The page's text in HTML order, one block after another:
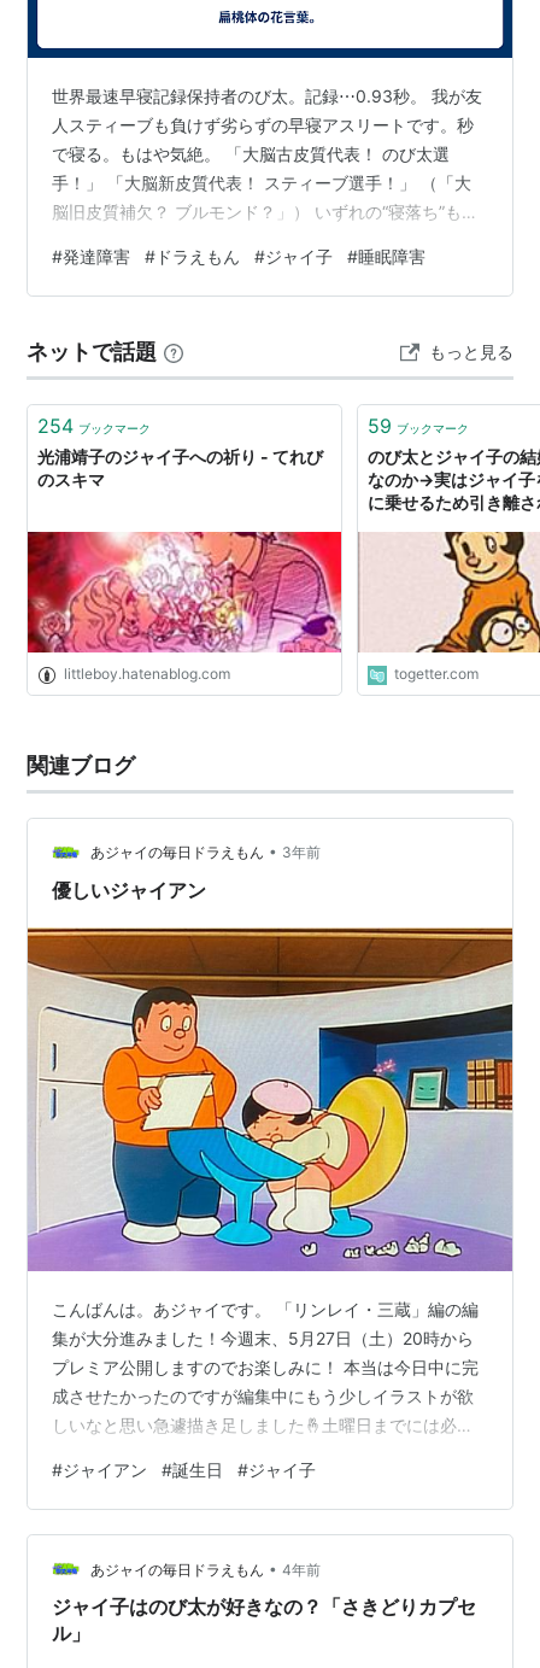
と考えた」から敢えて設定しなかったことが明かされ
た。
一時期、作品内から姿を消した後、漫画家の夢を志して
いるという設定が加えられ再登場。ペンネームはクリス
チーネ剛田。
思う優しい妹に成長していた。
世界最速早寝記録保持者のび太。記録⋯0.93秒。 我が友
人スティーブも負けず劣らずの早寝アスリートです。秒
で寝る。もはや気絶。 「大脳古皮質代表！ のび太選
手！」 「大脳新皮質代表！ スティーブ選手！」 （「大
脳旧皮質補欠？ ブルモンド？」） いずれの“寝落ち”も
（心配。『ブルえもん』） 本題に戻ります。 5月。ジャ
イ子の誕生日です。 ジャイ子！おめでとう！！ 「ドラえ
大に祝いたく思います。 本題に戻ります。 『己の“不充
（≒不足）”を“レンアイあるある”に転生するのやめてほ
しい』の件。 せめて…
#発達障害 # ドラえもん #ジャイ子 #睡眠障害
ネットで話題 もっと見る
254 ブックマーク
光浦靖子のジャイ子への祈り - てれび
のスキマ
littleboy.hatenablog.com
59 ブックマーク
のび太とジャイ子の
なのか→実はジャイ子
に乗せるため引き離
togetter.com
関連ブログ
あジャイの毎日ドラえもん • 3年前
優しいジャイアン
こんばんは。あジャイです。 「リンレイ・三蔵」編の編
集が大分進みました！今週末、5月27日（土）20時から
プレミア公開しますのでお楽しみに！ 本当は今日中に完
成させたかったのですが編集中にもう少しイラストが欲
しいなと思い急遽描き足しました🤞土曜日までには必ず
安心しているのですが6月15日のジャイアン誕生日に向け
てそろそろ動き出さないと行けない時期。 去年は「ジャ
イアンの夏休み」と言う通常回（スペシャル回）を語ら
せて頂きました↓ youtu.be 今年も何かしらジャイアン関
係の動画を出したいなと思っているのですが今の所良い
案が思い浮かんでおり…
#ジャイアン #誕生日 #ジャイ子
あジャイの毎日ドラえもん • 4年前
ジャイ子はのび太が好きなの？「さきどりカプセ
ル」